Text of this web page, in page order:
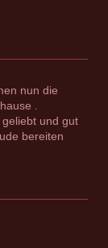
nun die
.
und gut
bereiten